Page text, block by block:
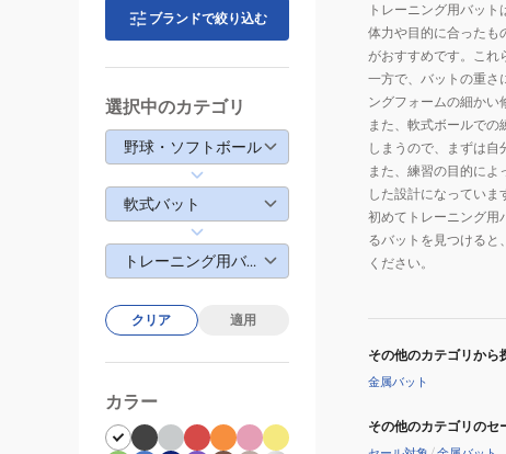
トレーニング用バッ
体力や目的に合ったも
がおすすめです。これ
一方で、バットの重さ
ングフォームの細かい
また、軟式ボールでの
しまうので、まずは自
また、練習の目的によ
した設計になっていま
初めてトレーニング用
るバットを見つけると
ください。
その他のカテゴリから
金属バット
その他のカテゴリのセ
ブランドで絞り込む
選択中のカテゴリ
野球・ソフトボール
軟式バット
トレーニング用バット
クリア 適用
カラー